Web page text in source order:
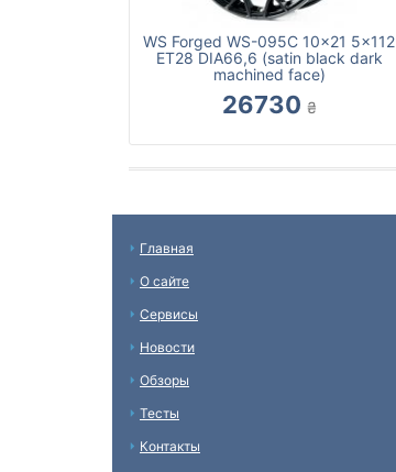
WS Forged WS-095C 10x21 5x112
ET28 DIA66,6 (satin black dark
machined face)
26730 ₴
Главная
О сайте
Сервисы
Новости
Обзоры
Тесты
Контакты